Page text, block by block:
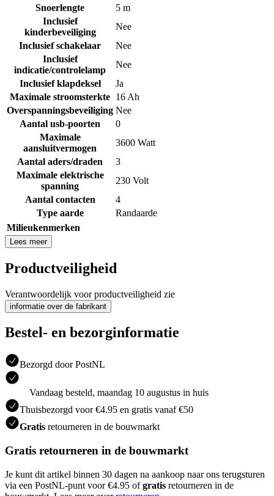
Snoerlengte
5 m
Inclusief
kinderbeveiliging
Nee
Inclusief schakelaar
Nee
Inclusief
indicatie/controlelamp
Nee
Inclusief klapdeksel
Ja
Maximale stroomsterkte 16 Ah
Overspanningsbeveiliging Nee
Aantal usb-poorten
0
Maximale
aansluitvermogen
3600 Watt
Aantal aders/draden
3
Maximale elektrische
spanning
230 Volt
Aantal contacten
4
Type aarde
Randaarde
Milieukenmerken
Lees meer
Productveiligheid
Verantwoordelijk voor productveiligheid zie
informatie over de fabrikant
Bestel- en bezorginformatie
Bezorgd door PostNL
Vandaag besteld, maandag 10 augustus in huis
Thuisbezorgd voor €4.95 en gratis vanaf €50
Gratis retourneren in de bouwmarkt
Gratis retourneren in de bouwmarkt
Je kunt dit artikel binnen 30 dagen na aankoop naar ons terugsturen
via een PostNL-punt voor €4.95 ofgratis retourneren in de